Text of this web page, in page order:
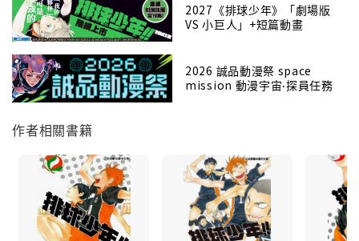
2027《排球少年》「劇場版
VS 小巨人」+短篇動畫
2026 誠品動漫祭 space
mission 動漫宇宙‧探員任務
作者相關書籍